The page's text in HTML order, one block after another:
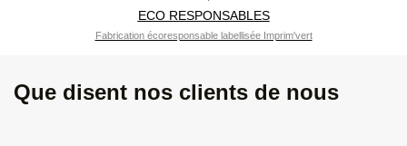
ECO RESPONSABLES
Fabrication écoresponsable labellisée Imprim'vert
Que disent nos clients de nous